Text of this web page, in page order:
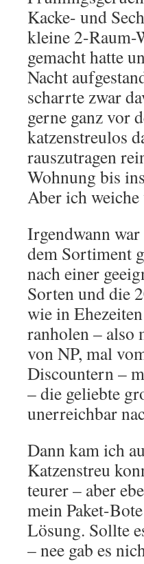
Kacke- und
kleine 2-Raum-
gemacht hatte
Nacht
scharrte zwar
gerne ganz vor
katzenstreulos
rauszutragen
Wohnung bis
Aber ich
Irgendwann
dem Sortiment
nach einer
Sorten und die
wie in
ranholen – also
von NP, mal
Discountern –
– die geliebte
unerreichbar
Dann kam ich
Katzenstreu
teurer – aber
mein Paket-
Lösung. Sollte
– nee gab es